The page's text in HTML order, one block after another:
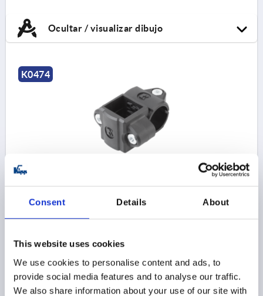
Consent Details About
This website uses cookies
We use cookies to personalise content and ads, to
provide social media features and to analyse our traffic.
We also share information about your use of our site with
Ocultar / visualizar dibujo
K0474
CONECTOR PARA TUBOS PIEZA EN CRUZ
TERMOPLÁSTICO, PARA TUBOS REDONDOS Y CUAD,
HEMBRA CUADRADA=30 DIÁMETRO INTERIOR=30
$17.81
más IVA
más gastos de envío
DETALLES